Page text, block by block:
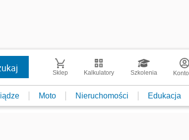
Sklep Kalkulatory Szkolenia Konto
Moto Nieruchomości Edukacja